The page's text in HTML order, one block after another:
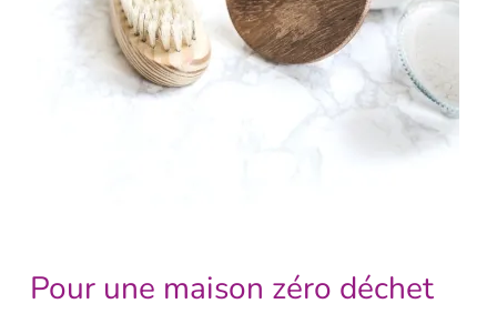
Pour une maison zéro déchet